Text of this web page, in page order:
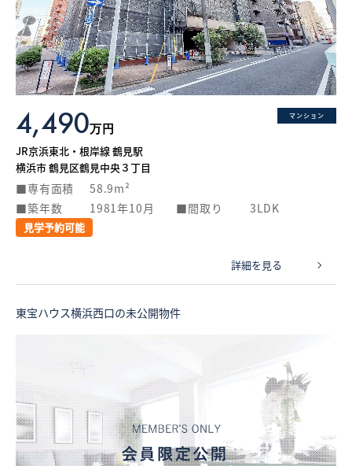
マンション
4,490万円
JR京浜東北・根岸線 鶴見駅
横浜市 鶴見区鶴見中央３丁目
専有面積
58.9m²
築年数
1981年10月 間取り 3LDK
見学予約可能
詳細を見る
東宝ハウス横浜西口の未公開物件